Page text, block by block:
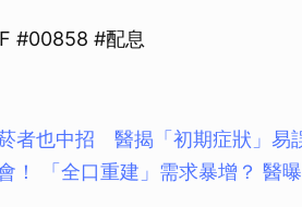
#00858 #配息
者也中招 醫揭「初期症狀」易
！ 「全口重建」需求暴增？ 醫